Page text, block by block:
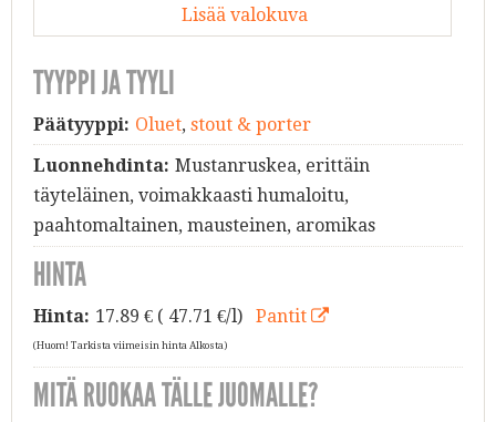
Lisää valokuva
TYYPPI JA TYYLI
Päätyyppi: Oluet, stout & porter
Luonnehdinta: Mustanruskea, erittäin
täyteläinen, voimakkaasti humaloitu,
paahtomaltainen, mausteinen, aromikas
HINTA
Hinta: 17.89 € ( 47.71 €/l) Pantit
(Huom! Tarkista viimeisin hinta Alkosta)
MITÄ RUOKAA TÄLLE JUOMALLE?